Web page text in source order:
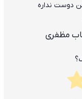
دوﺳﺖ ﻧﺪاره
مظفری